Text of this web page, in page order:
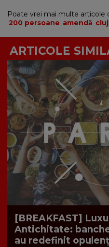
Poate vrei mai multe articole
200 persoane amendă cluj
ARTICOLE
[BREAKFAST]
Antichitate:
au redefinit